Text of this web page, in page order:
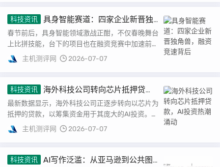
科技资讯
具身智能赛道：四家企业新晋独
角兽，融资竞速背后
春节前后，具身智能领域激战正酣，不仅春晚舞台
上比拼技能，台下的项目也在融资竞赛中加速前
进。...主机测评网 2026-07-07
科技资讯
海外科技公司转向芯片抵押贷
款，AI投资热潮涌动
最新数据显示，海外科技公司正逐步转向以芯片为
抵押的贷款，以筹集资金用于其庞大的AI投资。这
些芯片正是训练其大型语言模型的核心组件...
主机测评网 2026-07-07
科技资讯
AI写作泛滥：从亚马逊到公共图